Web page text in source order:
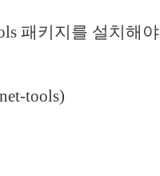
패키지를 설치해야
tools)